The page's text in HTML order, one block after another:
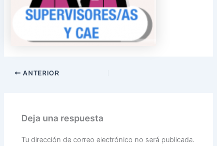
ANTERIOR
Deja una respuesta
Tu dirección de correo electrónico no será publicada.